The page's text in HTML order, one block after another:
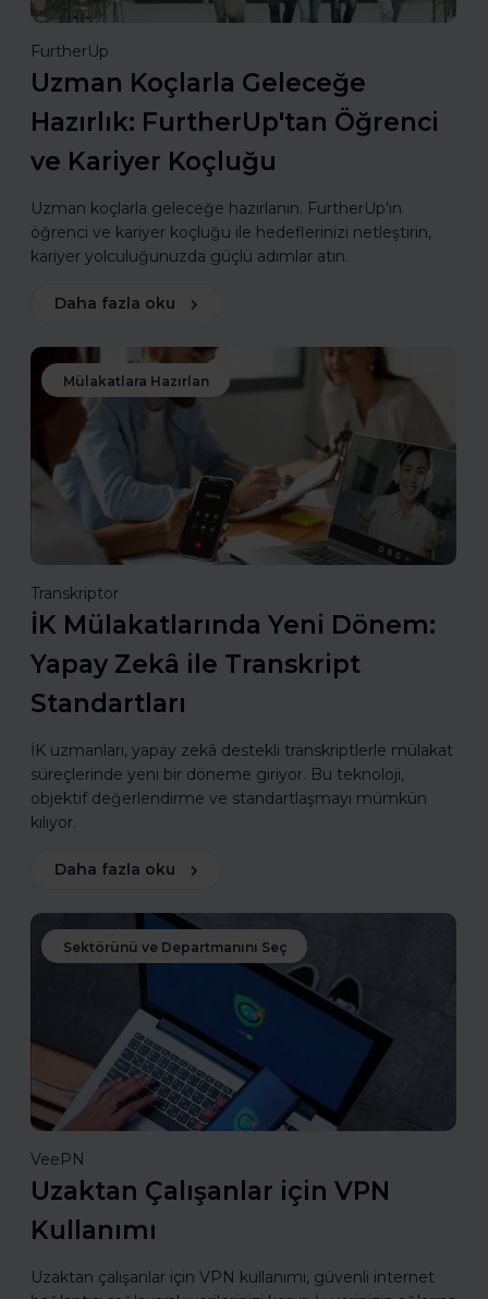
FurtherUp
Uzman Koçlarla Geleceğe
Hazırlık: FurtherUp'tan Öğrenci
ve Kariyer Koçluğu
Uzman koçlarla geleceğe hazırlanın. FurtherUp’ın
öğrenci ve kariyer koçluğu ile hedeflerinizi netleştirin,
kariyer yolculuğunuzda güçlü adımlar atın.
Daha fazla oku
Mülakatlara Hazırlan
Transkriptor
İK Mülakatlarında Yeni Dönem:
Yapay Zekâ ile Transkript
Standartları
İK uzmanları, yapay zekâ destekli transkriptlerle mülakat
süreçlerinde yeni bir döneme giriyor. Bu teknoloji,
objektif değerlendirme ve standartlaşmayı mümkün
kılıyor.
Daha fazla oku
Sektörünü ve Departmanını Seç
VeePN
Uzaktan Çalışanlar için VPN
Kullanımı
Uzaktan çalışanlar için VPN kullanımı, güvenli internet